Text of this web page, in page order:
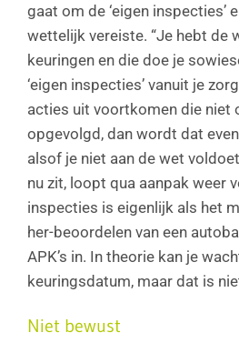
gaat om de ‘eigen inspecties’
wettelijk vereiste. “Je hebt de
keuringen en die doe je
‘eigen inspecties’ vanuit je
acties uit voortkomen die niet
opgevolgd, dan wordt dat
alsof je niet aan de wet
nu zit, loopt qua aanpak weer
inspecties is eigenlijk als het
her-beoordelen van een
APK’s in. In theorie kan je
keuringsdatum, maar dat is
Niet bewust